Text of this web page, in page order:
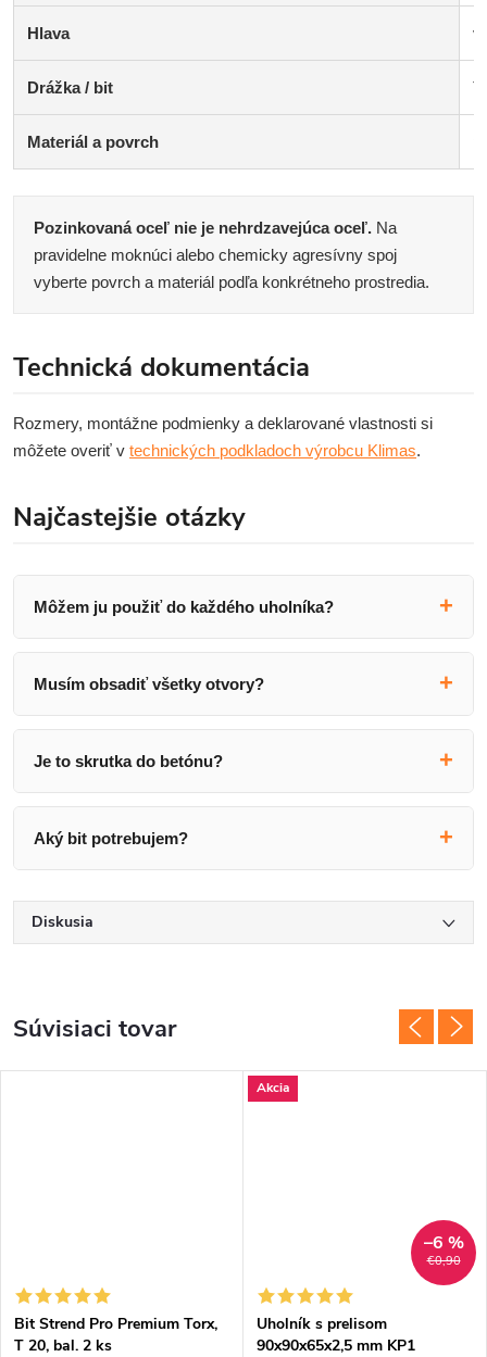
Hlava
Drážka / bit
Materiál a povrch
Pozinkovaná oceľ nie je nehrdzavejúca oceľ. Na
pravidelne moknúci alebo chemicky agresívny spoj
vyberte povrch a materiál podľa konkrétneho prostredia.
Technická dokumentácia
Rozmery, montážne podmienky a deklarované vlastnosti si
môžete overiť v technických podkladoch výrobcu Klimas.
Najčastejšie otázky
Môžem ju použiť do každého uholníka?
Musím obsadiť všetky otvory?
Je to skrutka do betónu?
Aký bit potrebujem?
Diskusia
Súvisiaci tovar
Bit Strend Pro Premium Torx,
T 20, bal. 2 ks
Akcia
€0,90
–6 %
Uholník s prelisom
90x90x65x2,5 mm KP1